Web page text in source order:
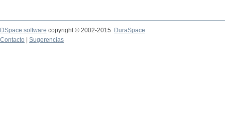
DSpace software copyright © 2002-2015
DuraSpace
Contacto
Sugerencias